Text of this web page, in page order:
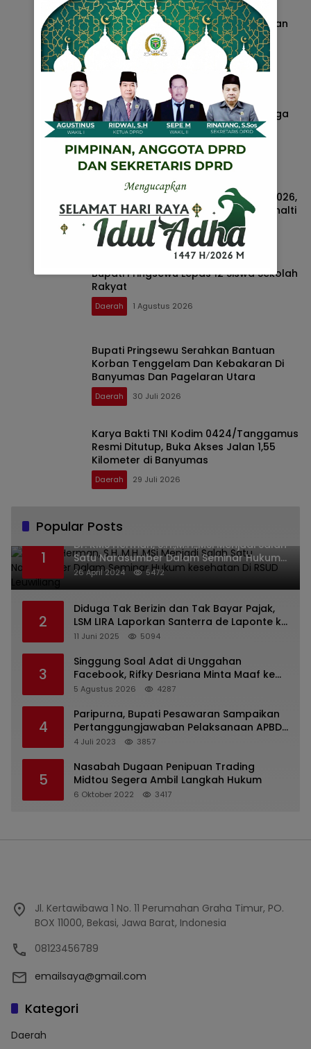
Bupati Pringsewu Canangkan Gerakan
Sekolah Berintegritas Bebas KKN
4 Agustus 2026
Pelatih BMP Warior Idris Raih
Penghargaan Coach of the Month Liga
Minisoccer Kapolda Lampung 2026
Kategori U-12
Daerah 2 Agustus 2026
BMP Warrior Pringsewu Juara Liga
Minisoccer U-12 Kapolda Lampung 2026,
Kalahkan Raden Intan Lewat Adu Penalti
Daerah 2 Agustus 2026
Bupati Pringsewu Lepas 12 Siswa Sekolah
Rakyat
Daerah 1 Agustus 2026
Bupati Pringsewu Serahkan Bantuan
Korban Tenggelam Dan Kebakaran Di
Banyumas Dan Pagelaran Utara
Daerah 30 Juli 2026
Karya Bakti TNI Kodim 0424/Tanggamus
Resmi Ditutup, Buka Akses Jalan 1,55
Kilometer di Banyumas
Daerah 29 Juli 2026
Popular Posts
1
Dr. KMS Herman, S.H.,M.H.,MSi Menjadi Salah
Satu Narasumber Dalam Seminar Hukum
kesehatan Di RSUD Leuwiliang
26 April 2024 5472
2
Diduga Tak Berizin dan Tak Bayar Pajak,
LSM LIRA Laporkan Santerra de Laponte ke
Kejaksaan Kota Batu
11 Juni 2025 5094
3
Singgung Soal Adat di Unggahan
Facebook, Rifky Desriana Minta Maaf ke
PDA dan Bupati Kubar
5 Agustus 2026 4287
4
Paripurna, Bupati Pesawaran Sampaikan
Pertanggungjawaban Pelaksanaan APBD
2022
4 Juli 2023 3857
5
Nasabah Dugaan Penipuan Trading
Midtou Segera Ambil Langkah Hukum
6 Oktober 2022 3417
Jl. Kertawibawa 1 No. 11 Perumahan Graha Timur, PO.
BOX 11000, Bekasi, Jawa Barat, Indonesia
08123456789
emailsaya@gmail.com
Kategori
Daerah